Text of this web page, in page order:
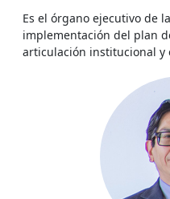
Es el órgano ejecutivo de
implementación del plan
articulación institucional y